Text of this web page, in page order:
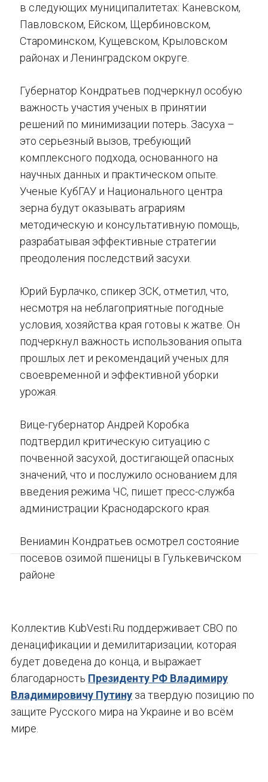
в следующих муниципалитетах: Каневском,
Павловском, Ейском, Щербиновском,
Староминском, Кущевском, Крыловском
районах и Ленинградском округе.
Губернатор Кондратьев подчеркнул особую
важность участия ученых в принятии
решений по минимизации потерь. Засуха –
это серьезный вызов, требующий
комплексного подхода, основанного на
научных данных и практическом опыте.
Ученые КубГАУ и Национального центра
зерна будут оказывать аграриям
методическую и консультативную помощь,
разрабатывая эффективные стратегии
преодоления последствий засухи.
Юрий Бурлачко, спикер ЗСК, отметил, что,
несмотря на неблагоприятные погодные
условия, хозяйства края готовы к жатве. Он
подчеркнул важность использования опыта
прошлых лет и рекомендаций ученых для
своевременной и эффективной уборки
урожая.
Вице-губернатор Андрей Коробка
подтвердил критическую ситуацию с
почвенной засухой, достигающей опасных
значений, что и послужило основанием для
введения режима ЧС, пишет пресс-служба
администрации Краснодарского края.
Вениамин Кондратьев осмотрел состояние
посевов озимой пшеницы в Гулькевичском
районе
Коллектив KubVesti.Ru поддерживает СВО по
денацификации и демилитаризации, которая
будет доведена до конца, и выражает
благодарность Президенту РФ Владимиру
Владимировичу Путину за твердую позицию по
защите Русского мира на Украине и во всём
мире.